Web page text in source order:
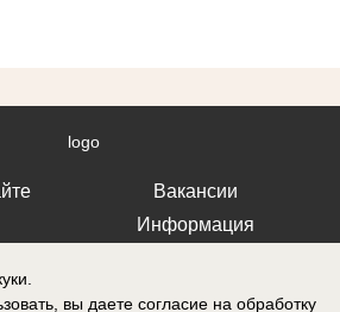
Вакансии
Информация
вы даете согласие на обработку